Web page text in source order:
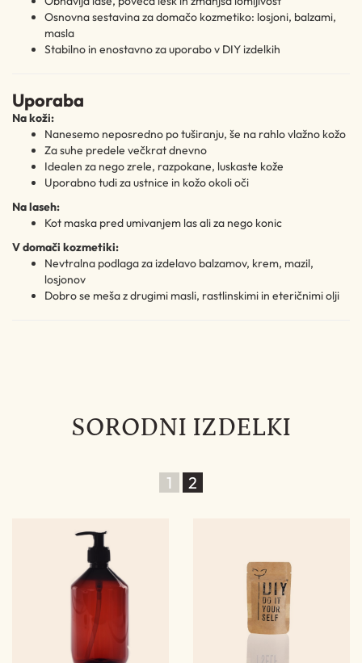
Osnovna sestavina za domačo kozmetiko: losjoni, balzami,
masla
Stabilno in enostavno za uporabo v DIY izdelkih
Uporaba
Na koži:
Nanesemo neposredno po tuširanju, še na rahlo vlažno kožo
Za suhe predele večkrat dnevno
Idealen za nego zrele, razpokane, luskaste kože
Uporabno tudi za ustnice in kožo okoli oči
Na laseh:
Kot maska pred umivanjem las ali za nego konic
V domači kozmetiki:
Nevtralna podlaga za izdelavo balzamov, krem, mazil,
losjonov
Dobro se meša z drugimi masli, rastlinskimi in eteričnimi olji
SORODNI IZDELKI
1 2